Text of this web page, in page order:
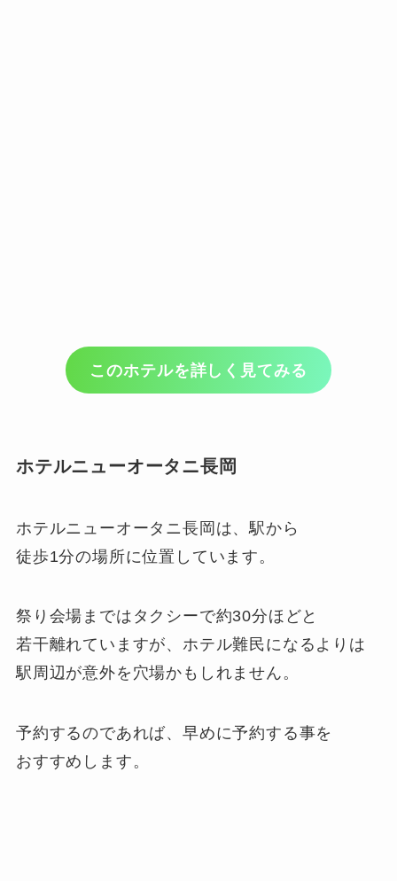
このホテルを詳しく見てみる
ホテルニューオータニ長岡
ホテルニューオータニ長岡は、駅から
徒歩1分の場所に位置しています。
祭り会場まではタクシーで約30分ほどと
若干離れていますが、ホテル難民になるよりは
駅周辺が意外を穴場かもしれません。
予約するのであれば、早めに予約する事を
おすすめします。